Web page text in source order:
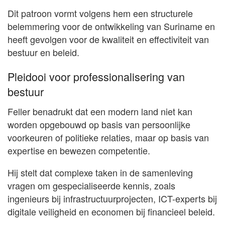
Dit patroon vormt volgens hem een structurele
belemmering voor de ontwikkeling van Suriname en
heeft gevolgen voor de kwaliteit en effectiviteit van
bestuur en beleid.
Pleidooi voor professionalisering van
bestuur
Feller benadrukt dat een modern land niet kan
worden opgebouwd op basis van persoonlijke
voorkeuren of politieke relaties, maar op basis van
expertise en bewezen competentie.
Hij stelt dat complexe taken in de samenleving
vragen om gespecialiseerde kennis, zoals
ingenieurs bij infrastructuurprojecten, ICT-experts bij
digitale veiligheid en economen bij financieel beleid.